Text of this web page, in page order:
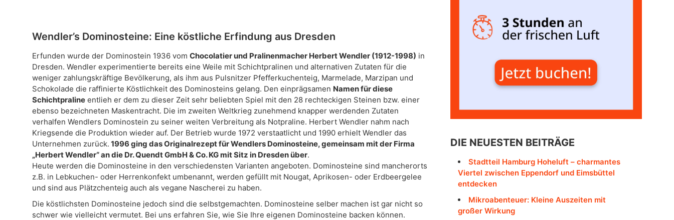
Wendler’s Dominosteine: Eine köstliche Erfindung aus Dresden
Erfunden wurde der Dominostein 1936 vom Chocolatier und Pralinenmacher Herbert Wendler (1912-1998) in
Dresden. Wendler experimentierte bereits eine Weile mit Schichtpralinen und alternativen Zutaten für die
weniger zahlungskräftige Bevölkerung, als ihm aus Pulsnitzer Pfefferkuchenteig, Marmelade, Marzipan und
Schokolade die raffinierte Köstlichkeit des Dominosteins gelang. Den einprägsamen Namen für diese
Schichtpraline entlieh er dem zu dieser Zeit sehr beliebten Spiel mit den 28 rechteckigen Steinen bzw. einer
ebenso bezeichneten Maskentracht. Die im zweiten Weltkrieg zunehmend knapper werdenden Zutaten
verhalfen Wendlers Dominostein zu seiner weiten Verbreitung als Notpraline. Herbert Wendler nahm nach
Kriegsende die Produktion wieder auf. Der Betrieb wurde 1972 verstaatlicht und 1990 erhielt Wendler das
Unternehmen zurück. 1996 ging das Originalrezept für Wendlers Dominosteine, gemeinsam mit der Firma
„Herbert Wendler“ an die Dr. Quendt GmbH & Co. KG mit Sitz in Dresden über.
Heute werden die Dominosteine in den verschiedensten Varianten angeboten. Dominosteine sind mancherorts
z.B. in Lebkuchen- oder Herrenkonfekt umbenannt, werden gefüllt mit Nougat, Aprikosen- oder Erdbeergelee
und sind aus Plätzchenteig auch als vegane Nascherei zu haben.
Die köstlichsten Dominosteine jedoch sind die selbstgemachten. Dominosteine selber machen ist gar nicht so
schwer wie vielleicht vermutet. Bei uns erfahren Sie, wie Sie Ihre eigenen Dominosteine backen können.
DIE NEUESTEN BEITRÄGE
Stadtteil Hamburg Hoheluft – charmantes
Viertel zwischen Eppendorf und Eimsbüttel
entdecken
Mikroabenteuer: Kleine Auszeiten mit
großer Wirkung